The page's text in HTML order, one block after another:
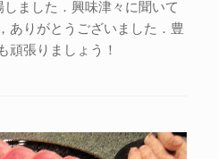
ました．興味津々に聞いて
ありがとうございました．豊
頑張りましょう！